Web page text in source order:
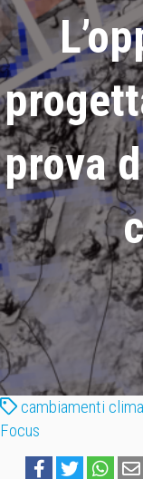
prova
cambiamenti
Focus
ShareShareShare